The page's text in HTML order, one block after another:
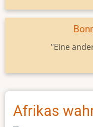
"Eine
Afrikas